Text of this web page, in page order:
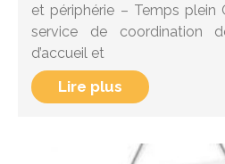
et périphérie – Temps plein
service de coordination
d’accueil et
Lire plus